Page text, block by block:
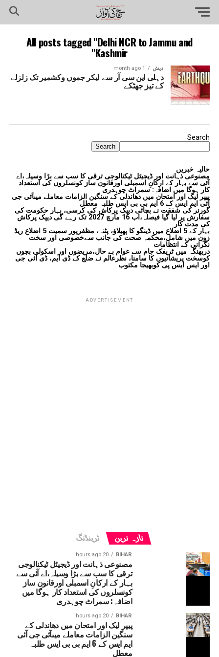
All posts tagged "Delhi NCR to Jammu and
Kashmir"
دیش 1 month ago
دہلی این سی آر سے لیکر جموں وکشمیر تک زلزلے
کے تیز جھٹکے
Search
Search
حالیہ خبریں
مصنوعی ذہانت اور ڈیجیٹل ٹیکنالوجی ترقی کا سب سے بڑا وسیلہ،اے
آئی سے بہار کے ارکانِ اسمبلی اورقانون ساز کونسلروں کی استعداد
کار ہوگا میں اضافہ: سمراٹ چوہدری
پیپر لیک اور امتحان میں دھاندلی کے سنگین الزامات معاملے میںآئی جی
آئی ایم ایس کے 6 ایم بی بی ایس طلبہ معطل
گورنر کی شفقت نے بچائی دیپک پرکاش کی کرسی، بہار حکومت کی
سفارش پر لیا گیا فیصلہ،اب 16 مارچ 2027 تک رہے گی دیپک پرکاش
کی مدت کار
بہار کے 5 اضلاع میں ڈینگو کا پھیلاؤ، پٹنہ، مظفرپور سمیت 5 اضلاع ریڈ
زون میں شامل،محکمہ صحت کی جانب سےخصوصی اور سخت
نگرانی کے انتظامات
دربھنگہ میں ٹریفک جام سے عوام بے حال،مریضوں اور اسکولی بچوں
کوسخت پریشانیوں کا سامنا، نظرعالم نے ضلع کے ڈی ایم، ڈی آئی جی
اور ایس ایس پی کوبھیجا مکتوب
ADVERTISEMENT
تازہ ترین ٹرینڈنگ
BIHAR
20 hours ago
مصنوعی ذہانت اور ڈیجیٹل ٹیکنالوجی
ترقی کا سب سے بڑا وسیلہ،اے آئی سے
بہار کے ارکانِ اسمبلی اورقانون ساز
کونسلروں کی استعداد کار ہوگا میں
اضافہ: سمراٹ چوہدری
BIHAR
20 hours ago
پیپر لیک اور امتحان میں دھاندلی کے
سنگین الزامات معاملے میںآئی جی آئی
ایم ایس کے 6 ایم بی بی ایس طلبہ
معطل